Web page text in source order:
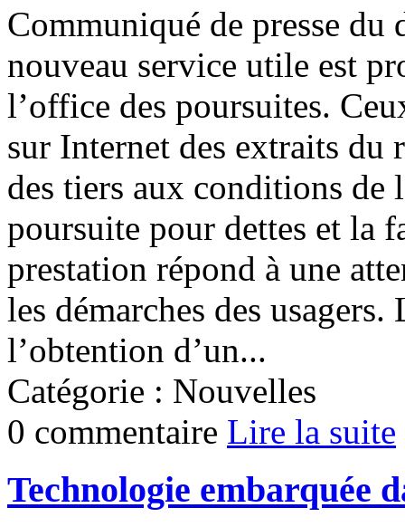
Communiqué de presse du
nouveau service utile est
l’office des poursuites.
sur Internet des extraits du
des tiers aux conditions de
poursuite pour dettes et la
prestation répond à une
les démarches des
l’obtention d’un...
Catégorie : Nouvelles
0 commentaire Lire la suite
Technologie embarquée